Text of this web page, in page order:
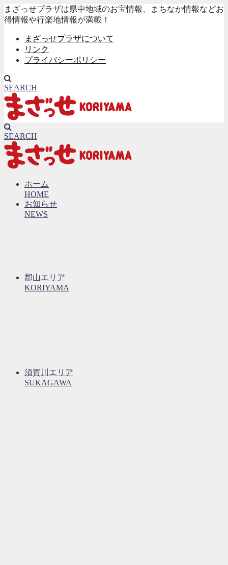
まざっせプラザは県中地域のお宝情報、まちなか情報などお
得情報や行楽地情報が満載！
まざっせプラザについて
リンク
プライバシーポリシー
SEARCH
SEARCH
ホーム
HOME
お知らせ
NEWS
郡山エリア
KORIYAMA
須賀川エリア
SUKAGAWA